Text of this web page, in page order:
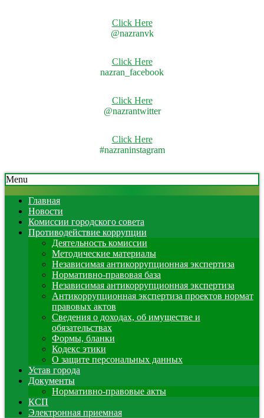
Click Here
@nazranvk
Click Here
nazran_facebook
Click Here
@nazrantwitter
Click Here
#nazraninstagram
Skip
to
content
Secondary
Navigation
Menu
Menu
Главная
Новости
Комиссии городского совета
Противодействие коррупции
Деятельность комиссии
Методические материалы
Независимая антикоррупционная экспертиза
Нормативно-правовая база
Независимая антикоррупционная экспертиза
Антикоррупционная экспертиза проектов нормат
правовых актов
Сведения о доходах, об имуществе и
обязательствах
Формы, бланки
Кодекс этики
О защите персональных данных
Устав города
Документы
Нормативно-правовые акты
КСП
Электронная приемная